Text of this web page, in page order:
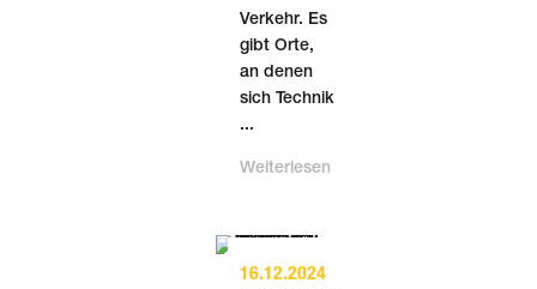
Verkehr. Es
gibt Orte,
an denen
sich Technik
...
Weiterlesen
16.12.2024